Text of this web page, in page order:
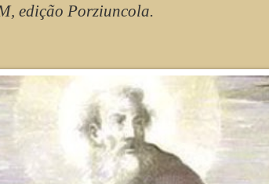
edição Porziuncola.